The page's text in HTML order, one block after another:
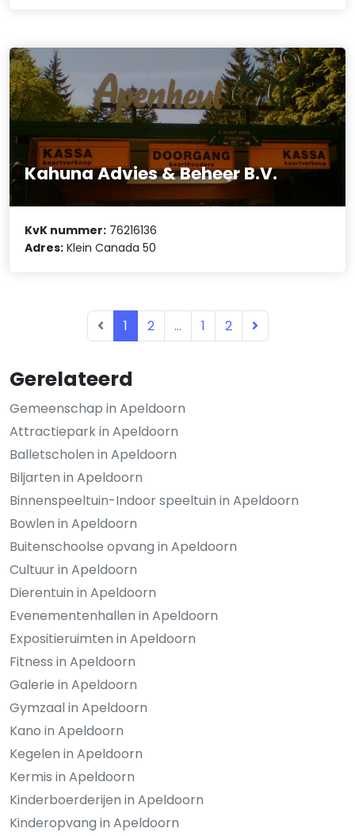
Gerelateerd
Gemeenschap in Apeldoorn
Attractiepark in Apeldoorn
Balletscholen in Apeldoorn
Biljarten in Apeldoorn
Binnenspeeltuin-Indoor speeltuin in Apeldoorn
Bowlen in Apeldoorn
Buitenschoolse opvang in Apeldoorn
Cultuur in Apeldoorn
Dierentuin in Apeldoorn
Evenementenhallen in Apeldoorn
Expositieruimten in Apeldoorn
Fitness in Apeldoorn
Galerie in Apeldoorn
Gymzaal in Apeldoorn
Kano in Apeldoorn
Kegelen in Apeldoorn
Kermis in Apeldoorn
Kinderboerderijen in Apeldoorn
Kinderopvang in Apeldoorn
Kahuna Advies & Beheer B.V.
KvK nummer: 76216136
Adres: Klein Canada 50
1 2 ... 1 2